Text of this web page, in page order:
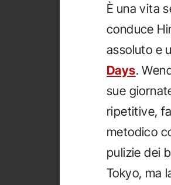
È una vita
conduce
assoluto e
Days.
sue
ripetitive,
metodico
pulizie dei
Tokyo, ma